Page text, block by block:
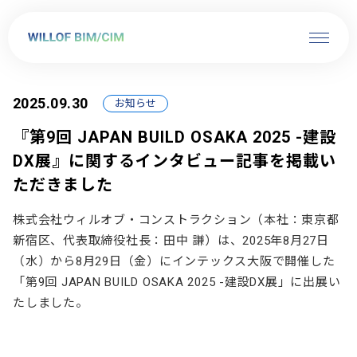
2025.09.30 お知らせ
『第9回 JAPAN BUILD OSAKA 2025 -建設
DX展』に関するインタビュー記事を掲載い
ただきました
株式会社ウィルオブ・コンストラクション（本社：東京都
新宿区、代表取締役社長：田中 謙）は、2025年8月27日
（水）から8月29日（金）にインテックス大阪で開催した
「第9回 JAPAN BUILD OSAKA 2025 -建設DX展」に出展い
たしました。